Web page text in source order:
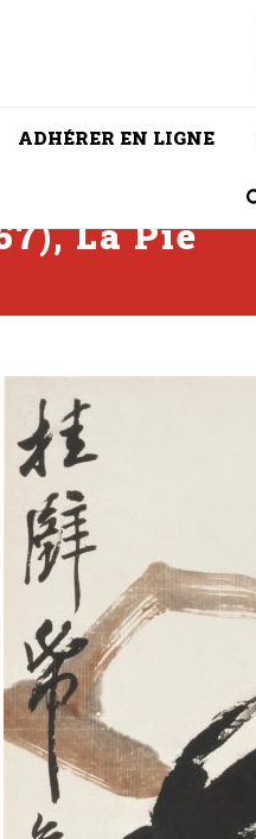
ADHÉRER EN LIGNE
La Pie